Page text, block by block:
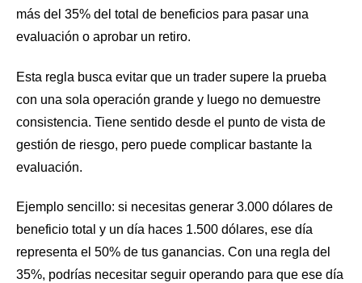
más del 35% del total de beneficios para pasar una
evaluación o aprobar un retiro.
Esta regla busca evitar que un trader supere la prueba
con una sola operación grande y luego no demuestre
consistencia. Tiene sentido desde el punto de vista de
gestión de riesgo, pero puede complicar bastante la
evaluación.
Ejemplo sencillo: si necesitas generar 3.000 dólares de
beneficio total y un día haces 1.500 dólares, ese día
representa el 50% de tus ganancias. Con una regla del
35%, podrías necesitar seguir operando para que ese día